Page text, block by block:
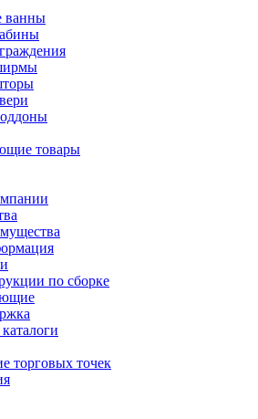
ванны
товары
по сборке
торговых точек